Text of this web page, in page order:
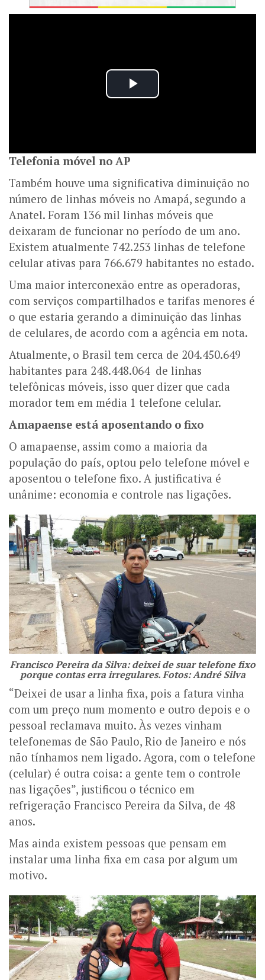
Telefonia móvel no AP
Também houve uma significativa diminuição no
número de linhas móveis no Amapá, segundo a
Anatel. Foram 136 mil linhas móveis que
deixaram de funcionar no período de um ano.
Existem atualmente 742.253 linhas de telefone
celular ativas para 766.679 habitantes no estado.
Uma maior interconexão entre as operadoras,
com serviços compartilhados e tarifas menores é
o que estaria gerando a diminuição das linhas
de celulares, de acordo com a agência em nota.
Atualmente, o Brasil tem cerca de 204.450.649
habitantes para 248.448.064 de linhas
telefônicas móveis, isso quer dizer que cada
morador tem em média 1 telefone celular.
Amapaense está aposentando o fixo
O amapaense, assim como a maioria da
população do país, optou pelo telefone móvel e
aposentou o telefone fixo. A justificativa é
unânime: economia e controle nas ligações.
Francisco Pereira da Silva: deixei de suar telefone fixo
porque contas erra irregulares. Fotos: André Silva
“Deixei de usar a linha fixa, pois a fatura vinha
com um preço num momento e outro depois e o
pessoal reclamava muito. Às vezes vinham
telefonemas de São Paulo, Rio de Janeiro e nós
não tínhamos nem ligado. Agora, com o telefone
(celular) é outra coisa: a gente tem o controle
nas ligações”, justificou o técnico em
refrigeração Francisco Pereira da Silva, de 48
anos.
Mas ainda existem pessoas que pensam em
instalar uma linha fixa em casa por algum um
motivo.